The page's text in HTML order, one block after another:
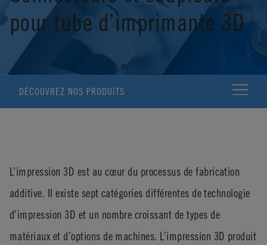
pour tube d’imprimante 3D
DÉCOUVREZ NOS PRODUITS
L’impression 3D est au cœur du processus de fabrication
additive. Il existe sept catégories différentes de technologie
d’impression 3D et un nombre croissant de types de
matériaux et d’options de machines. L’impression 3D produit